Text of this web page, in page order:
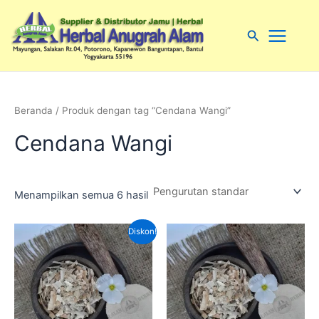
konten
CariMenu
Beranda / Produk dengan tag “Cendana Wangi”
Cendana Wangi
Menampilkan semua 6 hasil
Diskon!
Harga
aslinya
adalah:
Rp70,000.00.
Harga
saat
ini
adalah:
Rp50,000.00.